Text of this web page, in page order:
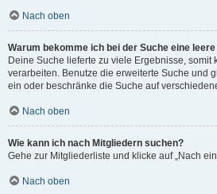
Nach oben
Warum bekomme ich bei der Suche eine
Deine Suche lieferte zu viele Ergebnisse, somit
verarbeiten. Benutze die erweiterte Suche und
ein oder beschränke die Suche auf
Nach oben
Wie kann ich nach Mitgliedern suchen?
Gehe zur Mitgliederliste und klicke auf „Nach
Nach oben